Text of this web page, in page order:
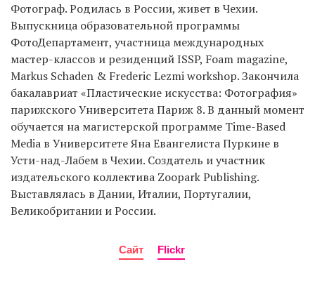
Фотограф. Родилась в России, живет в Чехии.
Выпускница образовательной программы
ФотоДепартамент, участница международных
мастер-классов и резиденций ISSP, Foam magazine,
Markus Schaden & Frederic Lezmi workshop. Закончила
бакалавриат «Пластические искусства: Фотография»
парижского Университета Париж 8. В данный момент
обучается на магистерской программе Time-Based
Media в Университете Яна Евангелиста Пуркине в
Усти-над-Лабем в Чехии. Создатель и участник
издательского коллектива Zoopark Publishing.
Выставлялась в Дании, Италии, Португалии,
Великобритании и России.
Сайт Flickr